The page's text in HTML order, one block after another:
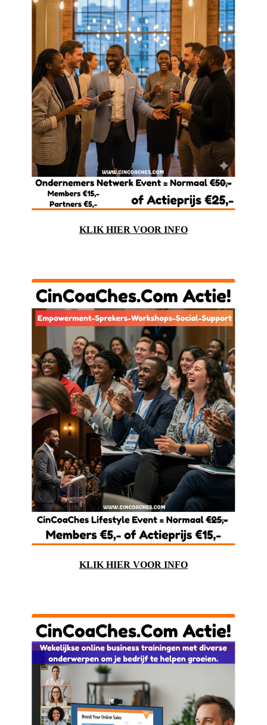
KLIK HIER VOOR INFO
KLIK HIER VOOR INFO